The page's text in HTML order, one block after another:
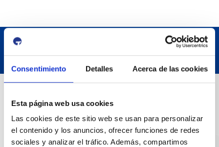
Consentimiento Detalles Acerca de las cookies
Esta página web usa cookies
Las cookies de este sitio web se usan para personalizar
el contenido y los anuncios, ofrecer funciones de redes
sociales y analizar el tráfico. Además, compartimos
Dirección
Passeig de l'Escullera s/n, 43004 Tarragona